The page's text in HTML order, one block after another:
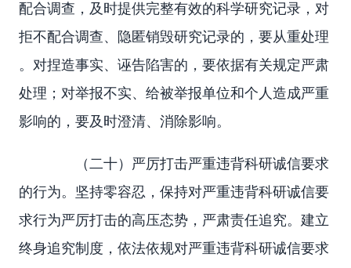
配合调查，及时提供完整有效的科学研究记录，对
拒不配合调查、隐匿销毁研究记录的，要从重处理
。对捏造事实、诬告陷害的，要依据有关规定严肃
处理；对举报不实、给被举报单位和个人造成严重
影响的，要及时澄清、消除影响。
（二十）严厉打击严重违背科研诚信要求
的行为。坚持零容忍，保持对严重违背科研诚信要
求行为严厉打击的高压态势，严肃责任追究。建立
终身追究制度，依法依规对严重违背科研诚信要求